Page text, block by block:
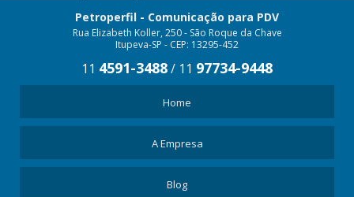
Petroperfil - Comunicação para PDV
Rua Elizabeth Koller, 250 - São Roque da Chave
Itupeva-SP - CEP: 13295-452
11 4591-3488/ 11 97734-9448
Home
A Empresa
Blog